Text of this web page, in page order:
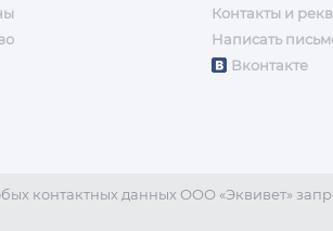
Контакты и
Написать
Вконтакте
контактных данных ООО «Эквивет»